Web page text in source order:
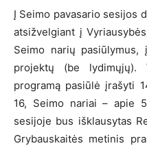
Į Seimo pavasario sesijos
atsižvelgiant į
Seimo narių
projektų (be lydimųjų).
programą pasiūlė įrašyti
16, Seimo nariai – apie
sesijoje bus išklausytas
Grybauskaitės metinis